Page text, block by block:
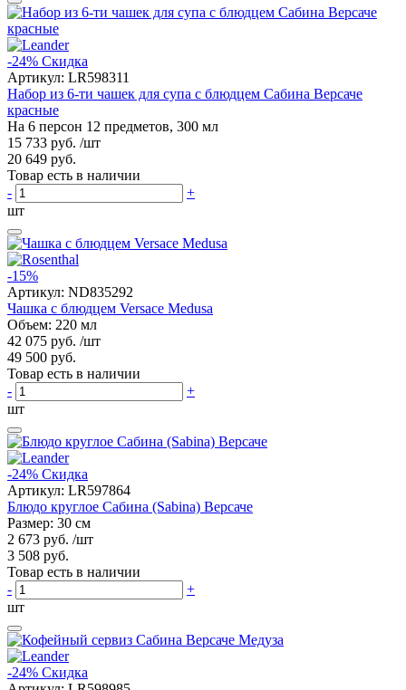
-24% Скидка
Артикул: LR598311
Набор из 6-ти чашек для супа с блюдцем Сабина Версаче
красные
На 6 персон 12 предметов, 300 мл
15 733 руб. /шт
20 649 руб.
Товар есть в наличии
-
+
шт
-15%
Артикул: ND835292
Чашка с блюдцем Versace Medusa
Объем: 220 мл
42 075 руб. /шт
49 500 руб.
Товар есть в наличии
-
+
шт
-24% Скидка
Артикул: LR597864
Блюдо круглое Сабина (Sabina) Версаче
Размер: 30 см
2 673 руб. /шт
3 508 руб.
Товар есть в наличии
-
+
шт
-24% Скидка